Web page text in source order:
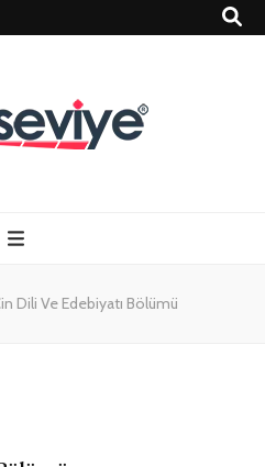
– Tur
Dili Ve Edebiyatı Bölümü